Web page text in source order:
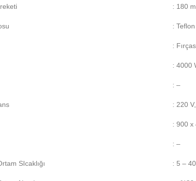
: 180
:
:
: 4000
: –
: 220
: 900 x
: –
SIcaklığı : 5 –